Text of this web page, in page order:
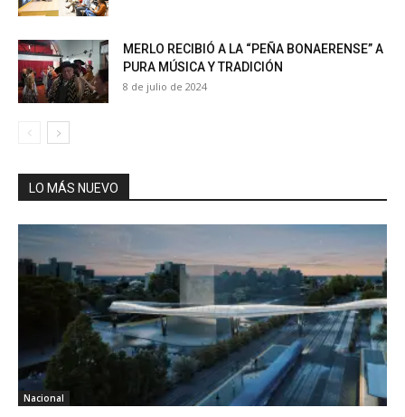
MERLO RECIBIÓ A LA “PEÑA BONAERENSE” A
PURA MÚSICA Y TRADICIÓN
8 de julio de 2024
LO MÁS NUEVO
Nacional